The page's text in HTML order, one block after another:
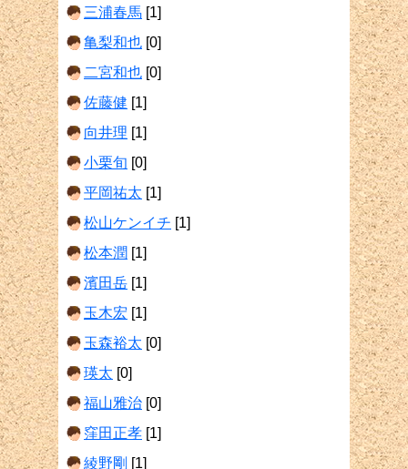
三浦春馬 [1]
亀梨和也 [0]
二宮和也 [0]
佐藤健 [1]
向井理 [1]
小栗旬 [0]
平岡祐太 [1]
松山ケンイチ [1]
松本潤 [1]
濱田岳 [1]
玉木宏 [1]
玉森裕太 [0]
瑛太 [0]
福山雅治 [0]
窪田正孝 [1]
綾野剛 [1]